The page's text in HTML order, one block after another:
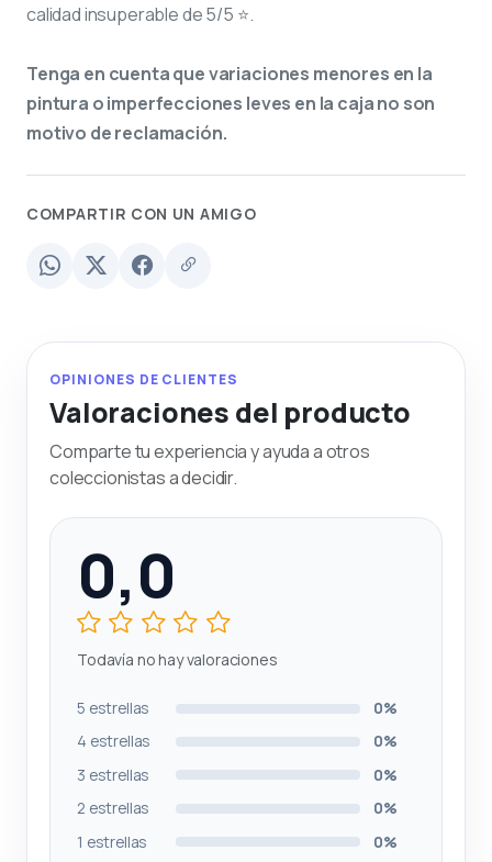
calidad insuperable de 5/5 ⭐.
Tenga en cuenta que variaciones menores en la
pintura o imperfecciones leves en la caja no son
motivo de reclamación.
COMPARTIR CON UN AMIGO
OPINIONES DE CLIENTES
Valoraciones del producto
Comparte tu experiencia y ayuda a otros
coleccionistas a decidir.
0,0
Todavía no hay valoraciones
5 estrellas
0%
4 estrellas
0%
3 estrellas
0%
2 estrellas
0%
1 estrellas
0%